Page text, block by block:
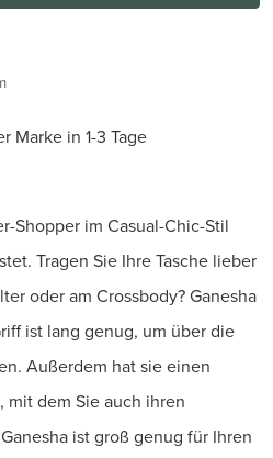
Marke in 1-3 Tage
Shopper im Casual-Chic-Stil
Tragen Sie Ihre Tasche lieber
oder am Crossbody? Ganesha
ist lang genug, um über die
Außerdem hat sie einen
mit dem Sie auch ihren
ist groß genug für Ihren